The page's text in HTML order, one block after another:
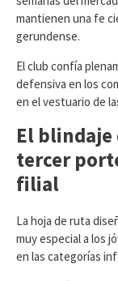
mantienen una fe
gerundense.
El club confía
defensiva en los
en el vestuario de
El blindaje
tercer
filial
​La hoja de ruta
muy especial a los
en las categorías